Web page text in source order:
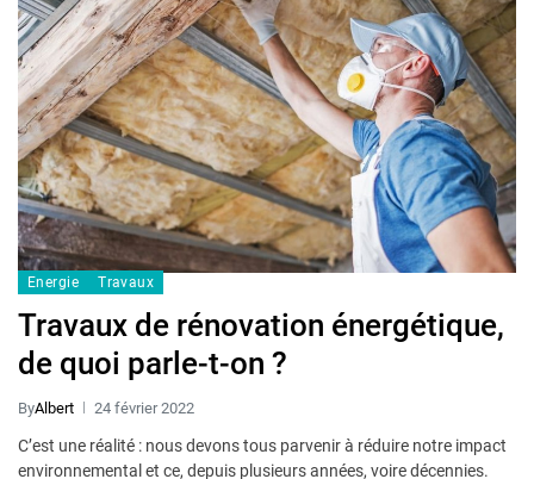
Energie Travaux
Travaux de rénovation énergétique,
de quoi parle-t-on ?
ByAlbert 24 février 2022
C’est une réalité : nous devons tous parvenir à réduire notre impact
environnemental et ce, depuis plusieurs années, voire décennies.